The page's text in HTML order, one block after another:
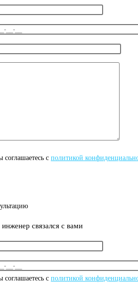
с политикой
связался с вами
с политикой